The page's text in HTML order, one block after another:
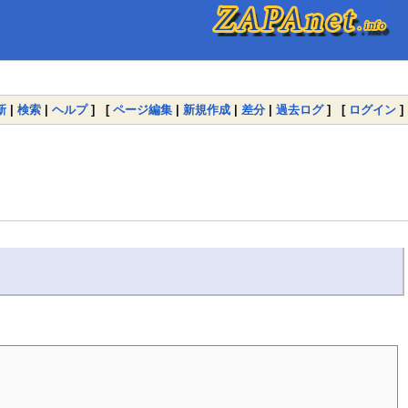
| 検索 | ヘルプ] [ ページ編集 | 新規作成 | 差分 | 過去ログ] [ ログイン ]